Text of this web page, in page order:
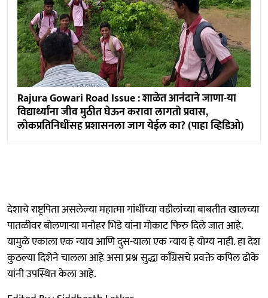
Rajura Gowari Road Issue : शाळेत आनंदाने जाणा-या
विद्यार्थ्यांना जीव मुठीत घेऊन करावा लागताे प्रवास,
लाेकप्रतिनिधींसह प्रशासनला जाग येईल का? (पाहा व्हिडिओ)
देशाचे राष्ट्रपिता असलेल्या महात्मा गांधींच्या वडीलांच्या बाबतीत खालच्या
पातळीवर बोलणाऱ्या मनोहर भिडे यांना मोकाट फिरु दिले जात आहे.
यामुळे एकाला एक न्याय आणि दुस-याला एक न्याय हे याेग्य नाही. हा देश
कुठल्या दिशेने चालला आहे असा प्रश्न सुद्धा काॅंग्रेसचे प्रवक्ते कपिल ढोके
यांनी उपस्थित केला आहे.